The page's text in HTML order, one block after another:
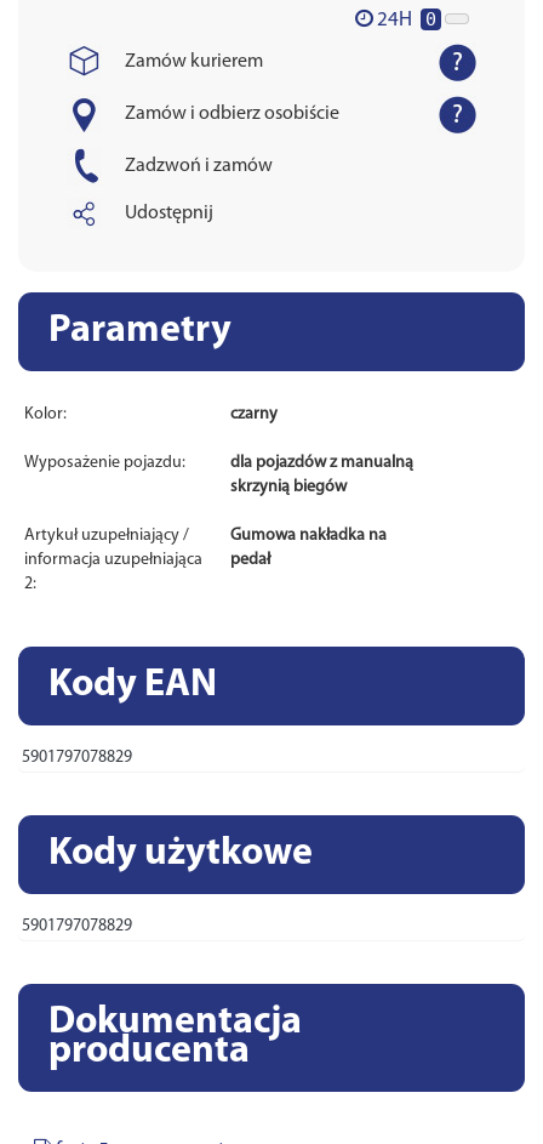
24H 0
Zamów kurierem
Zamów i odbierz osobiście
Zadzwoń i zamów
Udostępnij
Parametry
Kolor: czarny
Wyposażenie pojazdu:
dla pojazdów z manualną
skrzynią biegów
Artykuł uzupełniający /
informacja uzupełniająca
2:
Gumowa nakładka na
pedał
Kody EAN
5901797078829
Kody użytkowe
5901797078829
Dokumentacja
producenta